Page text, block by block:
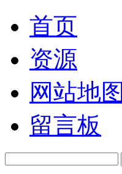
首页
资源
网站地图
留言板